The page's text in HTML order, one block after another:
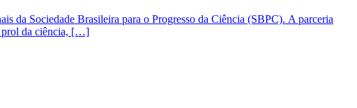
da Sociedade Brasileira para o Progresso da Ciência (SBPC). A parceria
prol da ciência, […]